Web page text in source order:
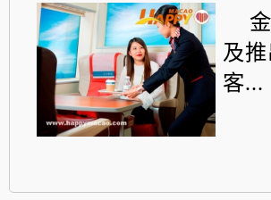
及
客...